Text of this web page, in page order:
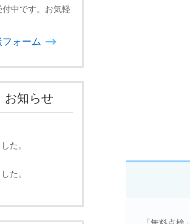
中です。お気軽
ォーム
お知らせ
た。
た。